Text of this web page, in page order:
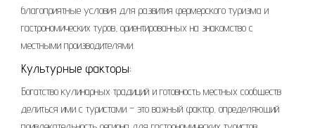
благоприятные условия для развития фермерского туризма и
гастрономических туров, ориентированных на знакомство с
местными производителями.
Культурные факторы:
Богатство кулинарных традиций и готовность местных сообществ
делиться ими с туристами – это важный фактор, определяющий